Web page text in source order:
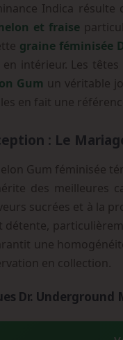
Indica
et fraise
graine féminisée
intérieur. Les
Gum un véritable
en fait une
: Le
Gum féminisée
des meilleures
sucrées et à la
une
en collection.
Dr. Underground